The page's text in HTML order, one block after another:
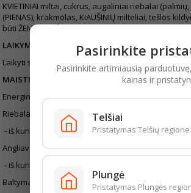
KVIETINIAI miltai, cukrus, augaliniai riebalai
(PIENAS), krakmolas, KIAUŠINIŲ milteliai, tešlos
būti ŽEMĖS RIEŠUTŲ pėdsakų.
LAIKYMO SĄLYGOS:
Laikyti sausoje vėsioje vietoje, (+5 ... +18)°C
MAISTINGUMO VERTĖ (100G)
Energinė vertė
Riebalai
- iš kurių sočiųjų riebalų rūgščių 15g
Angliavandeniai 61
- iš kurių cukrų 28g
Baltymai 5,9
Pasirinkite
Pasirinkite artimiausią
kainas ir
Telšiai
Pristatymas Telšių regione
Plungė
Pristatymas Plungės